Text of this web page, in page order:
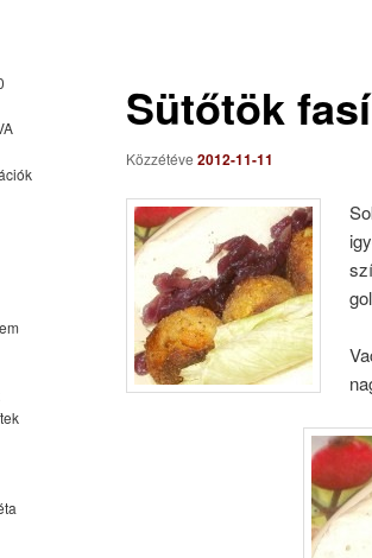
Sütőtök
Közzétéve 2012-11-11